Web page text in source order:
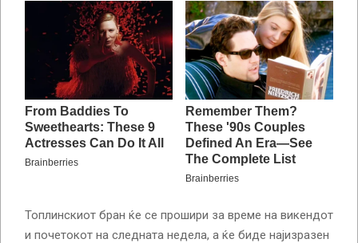
Топлинскиот бран ќе се прошири за време на викендот
и почетокот на следната недела, а ќе биде најизразен